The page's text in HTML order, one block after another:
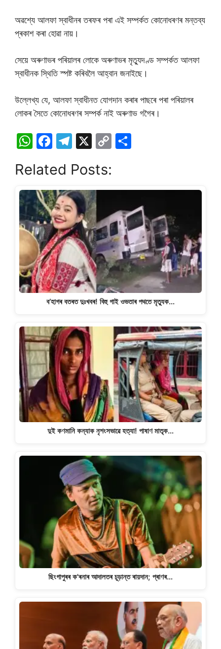
অৱশ্যে আলফা স্বাধীনৰ তৰফৰ পৰা এই সম্পৰ্কত কোনোধৰণৰ মন্তব্য
প্ৰকাশ কৰা হোৱা নায়।
সেয়ে অৰুণাভৰ পৰিয়ালৰ লোকে অৰুণাভৰ মৃত্যুদণ্ড সম্পৰ্কত আলফা
স্বাধীনক স্থিতি স্পষ্ট কৰিবলৈ আহ্বান জনাইছে।
উল্লেখ্য যে, আলফা স্বাধীনত যোগদান কৰাৰ পাছৰে পৰা পৰিয়ালৰ
লোকৰ সৈতে কোনোধৰণৰ সম্পৰ্ক নাই অৰুণাভ গগৈৰ।
W
at
s
A
p
p
F
c
e
b
o
o
k
T
e
gr
a
m
X
C
y
n
k
e
Related Posts:
ব’হাগৰ বতৰত দুঃখবৰ! বিহু গাই ওভতাৰ পথতে মৃত্যুক…
দুই কণমানি কন্যাক নৃশংসভাৱে হত্যা! পাষাণ মাতৃক…
ছিংগাপুৰৰ ক'ৰনাৰ আদালতৰ চূড়ান্ত ৰায়দান; প্ৰাণৰ…